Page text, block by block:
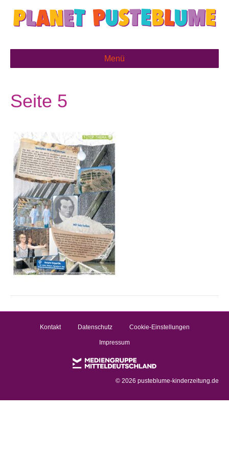
Menü
Seite 5
Kontakt Datenschutz Cookie-Einstellungen
Impressum
© 2026 pusteblume-kinderzeitung.de